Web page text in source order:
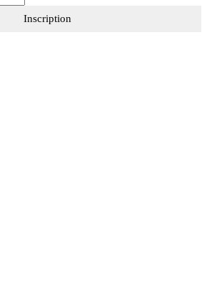
Inscription